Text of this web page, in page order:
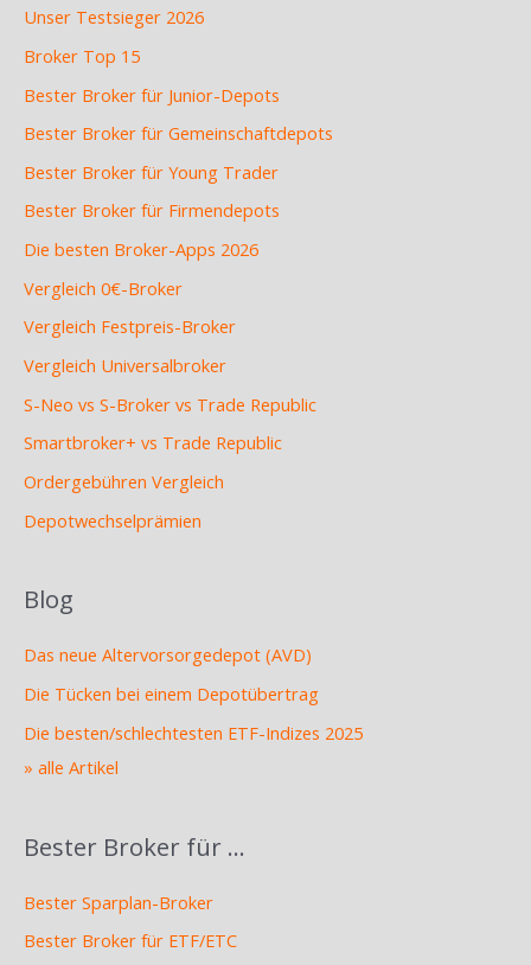
Unser Testsieger 2026
Broker Top 15
Bester Broker für Junior-Depots
Bester Broker für Gemeinschaftdepots
Bester Broker für Young Trader
Bester Broker für Firmendepots
Die besten Broker-Apps 2026
Vergleich 0€-Broker
Vergleich Festpreis-Broker
Vergleich Universalbroker
S-Neo vs S-Broker vs Trade Republic
Smartbroker+ vs Trade Republic
Ordergebühren Vergleich
Depotwechselprämien
Blog
Das neue Altervorsorgedepot (AVD)
Die Tücken bei einem Depotübertrag
Die besten/schlechtesten ETF-Indizes 2025
» alle Artikel
Bester Broker für …
Bester Sparplan-Broker
Bester Broker für ETF/ETC